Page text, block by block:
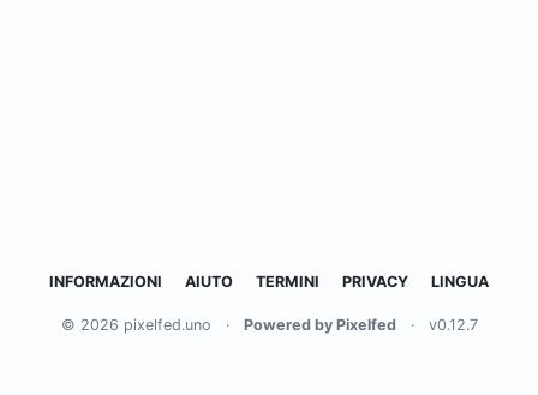
INFORMAZIONI AIUTO TERMINI PRIVACY LINGUA
© 2026 pixelfed.uno · Powered by Pixelfed · v0.12.7